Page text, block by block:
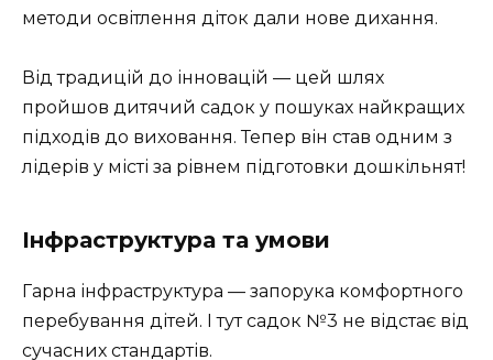
методи освітлення діток дали нове дихання.
Від традицій до інновацій — цей шлях
пройшов дитячий садок у пошуках найкращих
підходів до виховання. Тепер він став одним з
лідерів у місті за рівнем підготовки дошкільнят!
Інфраструктура та умови
Гарна інфраструктура — запорука комфортного
перебування дітей. І тут садок №3 не відстає від
сучасних стандартів.